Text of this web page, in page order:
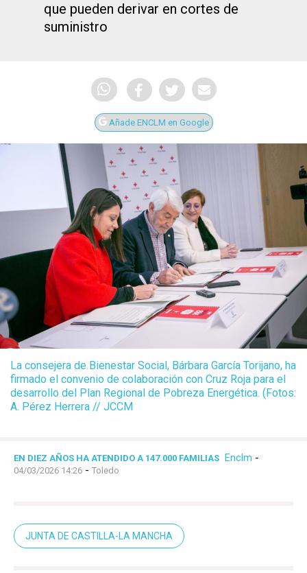
que pueden derivar en cortes de
suministro
Añade ENCLM en Google
La consejera de Bienestar Social, Bárbara García Torijano, ha
firmado el convenio de colaboración con Cruz Roja para el
desarrollo del Plan Regional de Pobreza Energética. (Fotos:
A. Pérez Herrera // JCCM
EN DIEZ AÑOS HA ATENDIDO A 147.000 FAMILIAS Enclm -
04/03/2026 14:26 - Toledo
JUNTA DE CASTILLA-LA MANCHA